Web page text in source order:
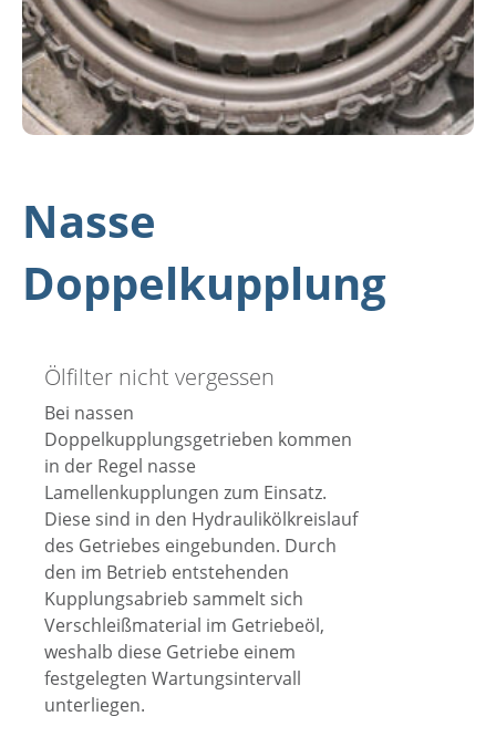
Nasse
Doppelkupplung
Ölfilter nicht vergessen
Bei nassen
Doppelkupplungsgetrieben kommen
in der Regel nasse
Lamellenkupplungen zum Einsatz.
Diese sind in den Hydraulikölkreislauf
des Getriebes eingebunden. Durch
den im Betrieb entstehenden
Kupplungsabrieb sammelt sich
Verschleißmaterial im Getriebeöl,
weshalb diese Getriebe einem
festgelegten Wartungsintervall
unterliegen.